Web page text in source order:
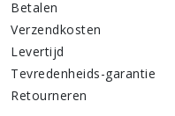
Betalen
Verzendkosten
Levertijd
Tevredenheids-garantie
Retourneren